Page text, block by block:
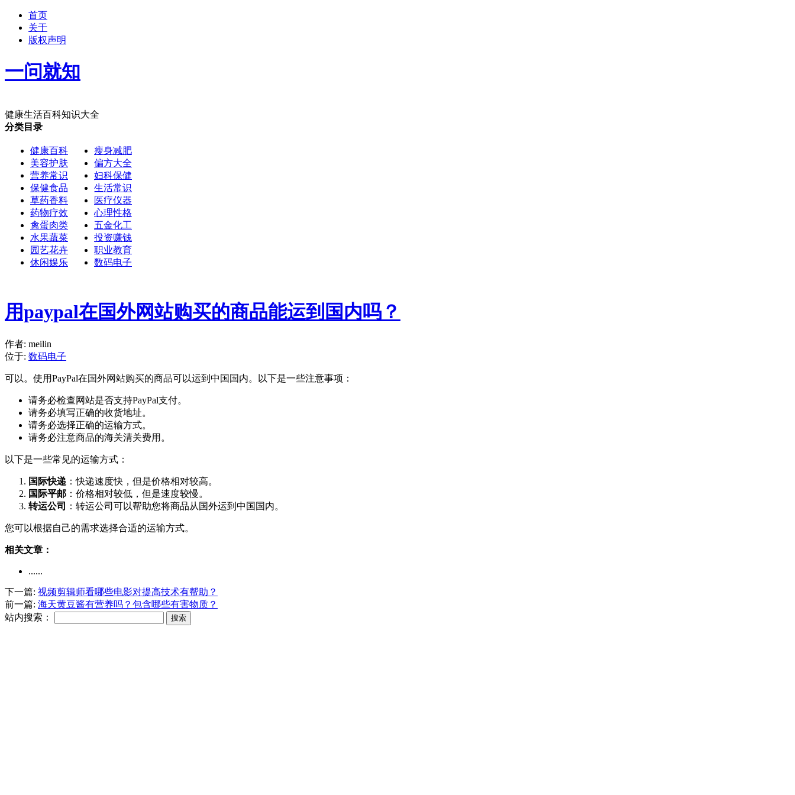
首页
关于
版权声明
一问就知
健康生活百科知识大全
分类目录
健康百科
美容护肤
营养常识
保健食品
草药香料
药物疗效
禽蛋肉类
水果蔬菜
园艺花卉
休闲娱乐
瘦身减肥
偏方大全
妇科保健
生活常识
医疗仪器
心理性格
五金化工
投资赚钱
职业教育
数码电子
用paypal在国外网站购买的商品能运到国内吗？
作者: meilin
位于: 数码电子
可以。使用PayPal在国外网站购买的商品可以运到中国国内。以下是一些注意事项：
请务必检查网站是否支持PayPal支付。
请务必填写正确的收货地址。
请务必选择正确的运输方式。
请务必注意商品的海关清关费用。
以下是一些常见的运输方式：
国际快递 ：快递速度快，但是价格相对较高。
国际平邮 ：价格相对较低，但是速度较慢。
转运公司
：转运公司可以帮助您将商品从国外运到中国国内。
您可以根据自己的需求选择合适的运输方式。
相关文章：
......
下一篇: 视频剪辑师看哪些电影对提高技术有帮助？
前一篇: 海天黄豆酱有营养吗？包含哪些有害物质？
站内搜索：